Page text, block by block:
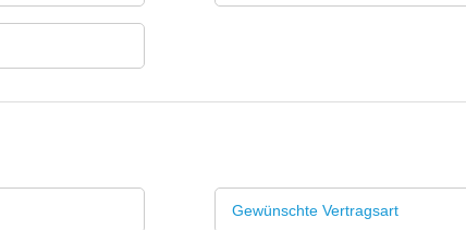
Gewünschte Vertragsart